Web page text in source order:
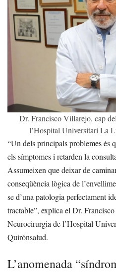
Dr. Francisco Villarejo, cap
l’Hospital Universitari La
“Un dels principals problemes és
els símptomes i retarden la
Assumeixen que deixar de
conseqüència lògica de
se d’una patologia perfectament
tractable”, explica el Dr.
Neurocirurgia de l’Hospital
Quirónsalud.
L’anomenada